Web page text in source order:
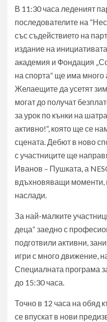
В 11:30 часа леденият
последователите на
със съдействието на
издание на
академия и Фондация
на спорта“ ще има много
Желаещите да усетят
могат до получат
за урок по кънки на
активно!“, която ще се
сцената. Дебют в ново
с участниците ще
Иванов – Пушката, а
вдъхновяващи моменти,
наслади.
За най-малките
деца“ заедно с
подготвили активни,
игри с много движение,
Специалната програма
до 15:30 часа.
Точно в 12 часа на обяд
се впускат в нови